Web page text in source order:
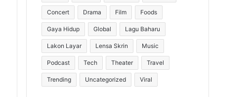
Concert Drama Film Foods
Gaya Hidup Global Lagu Baharu
Lakon Layar Lensa Skrin Music
Podcast Tech Theater Travel
Trending Uncategorized Viral